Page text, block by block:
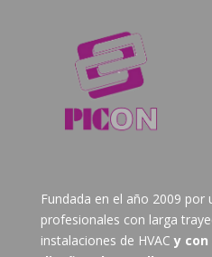
Fundada en el año 2009 por
profesionales con larga
instalaciones de HVAC y con